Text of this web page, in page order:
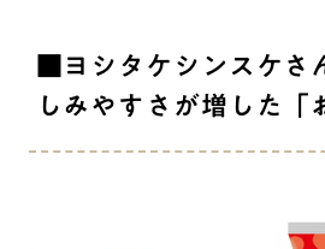
■ヨシタケシンスケさ
しみやすさが増した「